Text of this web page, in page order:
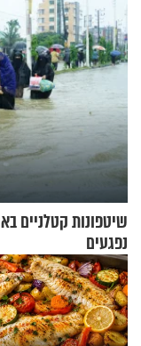
שיטפונות קטלניים
נפגעים